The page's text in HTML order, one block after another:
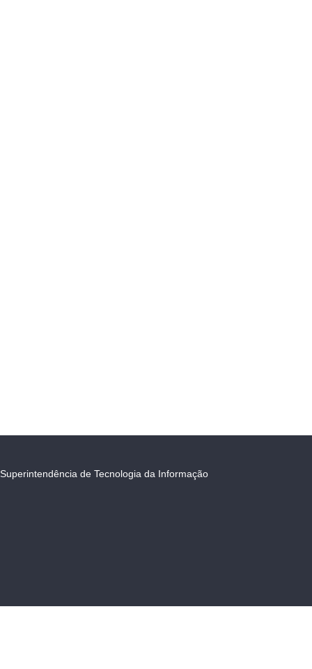
Superintendência de Tecnologia da Informação